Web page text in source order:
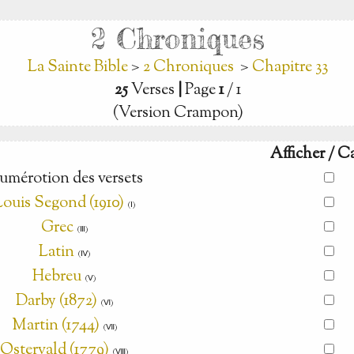
2 Chroniques
La Sainte Bible>2 Chroniques > Chapitre 33
25Verses |Page1/ 1
(Version Crampon)
Afficher /
des versets
Segond (1910) (Ⅰ)
Grec (Ⅲ)
Latin (Ⅳ)
Hebreu (Ⅴ)
Darby (1872) (Ⅵ)
Martin (1744) (Ⅶ)